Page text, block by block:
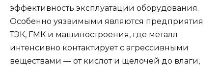
эффективность эксплуатации оборудования.
Особенно уязвимыми являются предприятия
ТЭК, ГМК и машиностроения, где металл
интенсивно контактирует с агрессивными
веществами — от кислот и щелочей до влаги,